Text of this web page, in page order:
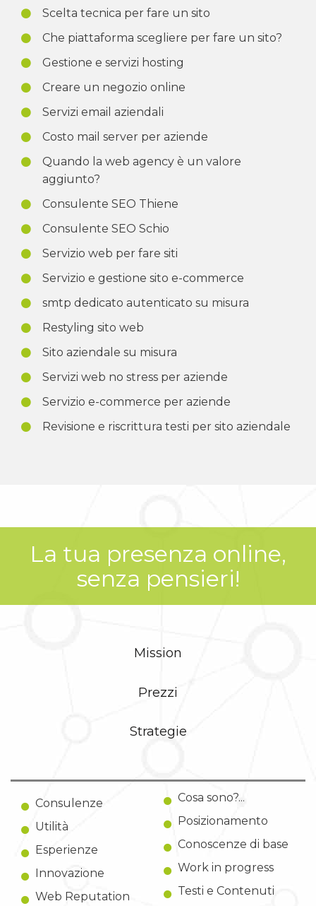
Scelta tecnica per fare un sito
Che piattaforma scegliere per fare un sito?
Gestione e servizi hosting
Creare un negozio online
Servizi email aziendali
Costo mail server per aziende
Quando la web agency è un valore
aggiunto?
Consulente SEO Thiene
Consulente SEO Schio
Servizio web per fare siti
Servizio e gestione sito e-commerce
smtp dedicato autenticato su misura
Restyling sito web
Sito aziendale su misura
Servizi web no stress per aziende
Servizio e-commerce per aziende
Revisione e riscrittura testi per sito aziendale
La tua presenza online,
senza pensieri!
Mission
Prezzi
Strategie
Consulenze
Utilità
Esperienze
Innovazione
Web Reputation
Cosa sono?...
Posizionamento
Conoscenze di base
Work in progress
Testi e Contenuti